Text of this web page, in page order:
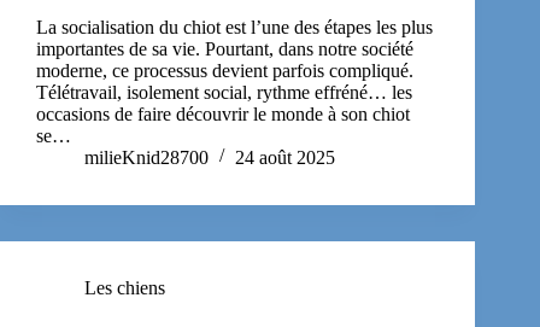
La socialisation du chiot est l’une des étapes les plus
importantes de sa vie. Pourtant, dans notre société
moderne, ce processus devient parfois compliqué.
Télétravail, isolement social, rythme effréné… les
occasions de faire découvrir le monde à son chiot
se…
milieKnid28700
24 août 2025
Les chiens